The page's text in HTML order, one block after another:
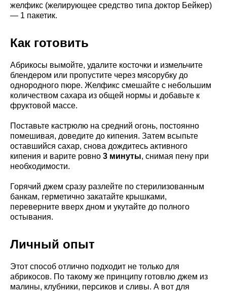
желфикс (желирующее средство типа доктор Бейкер)
— 1 пакетик.
Как готовить
Абрикосы вымойте, удалите косточки и измельчите
блендером или пропустите через мясорубку до
однородного пюре. Желфикс смешайте с небольшим
количеством сахара из общей нормы и добавьте к
фруктовой массе.
Поставьте кастрюлю на средний огонь, постоянно
помешивая, доведите до кипения. Затем всыпьте
оставшийся сахар, снова дождитесь активного
кипения и варите ровно 3 минуты, снимая пену при
необходимости.
Горячий джем сразу разлейте по стерилизованным
банкам, герметично закатайте крышками,
переверните вверх дном и укутайте до полного
остывания.
Личный опыт
Этот способ отлично подходит не только для
абрикосов. По такому же принципу готовлю джем из
малины, клубники, персиков и сливы. А вот для